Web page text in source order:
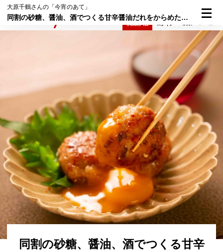
大原千鶴さんの「今宵のあて」
同割の砂糖、醤油、酒でつくる甘辛醤油だれをからめた「れんこん入り鶏つくね」
同割の砂糖、醤油、酒でつくる甘辛